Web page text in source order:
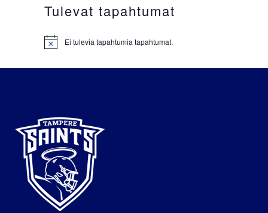
Tulevat tapahtumat
Notice Ei tulevia tapahtumia tapahtumat.